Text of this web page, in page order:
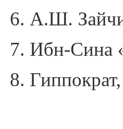
6. А.Ш.
7. Ибн-Сина
8.